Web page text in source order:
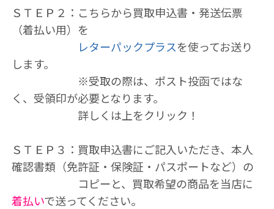
ＳＴＥＰ２：こちらから買取申込書・発送伝票
（着払い用）を
レターパックプラスを使ってお送り
します。
※受取の際は、ポスト投函ではな
く、受領印が必要となります。
詳しくは上をクリック！
ＳＴＥＰ３：買取申込書にご記入いただき、本人
確認書類（免許証・保険証・パスポートなど）の
コピーと、買取希望の商品を当店に
着払いで送ってください。